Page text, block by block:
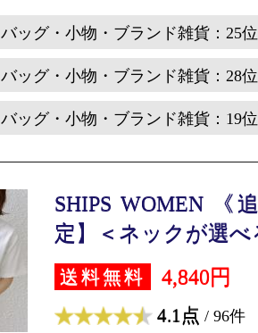
バッグ・小物・ブランド雑貨：25位
バッグ・小物・ブランド雑貨：28位
バッグ・小物・ブランド雑貨：19位
SHIPS WOMEN 《
定】＜ネックが選べ
送料無料 4,840円
4.1点 / 96件